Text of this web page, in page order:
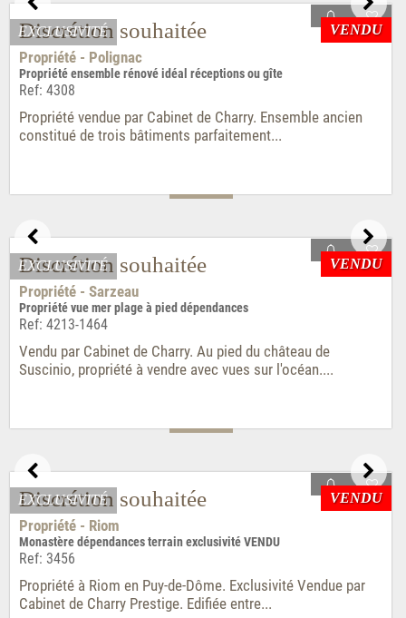
Vendu par Cabinet de Charry. À 2H00 LGV de la Gare
Montparnasse à partir de Redon. Située dans un...
Manoir - Brandivy
Manoir XVe à rénover cour et parc
Ref: 2500
VENDU Exclusivité Cabinet de Charry. Exceptionnel manoir
breton du XVè siècle, ISMH, sur trois niveaux....